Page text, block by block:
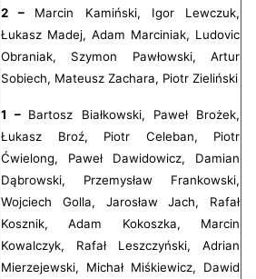
2 – Marcin Kamiński, Igor Lewczuk,
Łukasz Madej, Adam Marciniak, Ludovic
Obraniak, Szymon Pawłowski, Artur
Sobiech, Mateusz Zachara, Piotr Zieliński
1 – Bartosz Białkowski, Paweł Brożek,
Łukasz Broź, Piotr Celeban, Piotr
Ćwielong, Paweł Dawidowicz, Damian
Dąbrowski, Przemysław Frankowski,
Wojciech Golla, Jarosław Jach, Rafał
Kosznik, Adam Kokoszka, Marcin
Kowalczyk, Rafał Leszczyński, Adrian
Mierzejewski, Michał Miśkiewicz, Dawid